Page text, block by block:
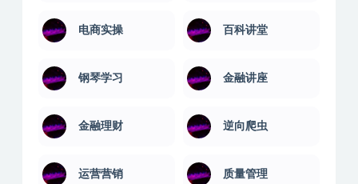
电商实操 百科讲堂
钢琴学习 金融讲座
金融理财 逆向爬虫
运营营销 质量管理